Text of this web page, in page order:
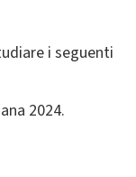
i seguenti
2024.